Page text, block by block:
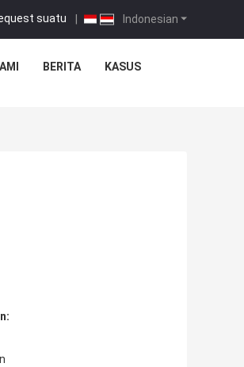
Indonesian
suatu |
BERITA KASUS